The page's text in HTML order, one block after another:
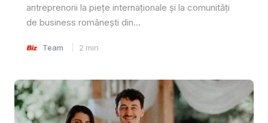
antreprenorii la piețe internaționale și la comunități
de business românești din...
Team 2 min